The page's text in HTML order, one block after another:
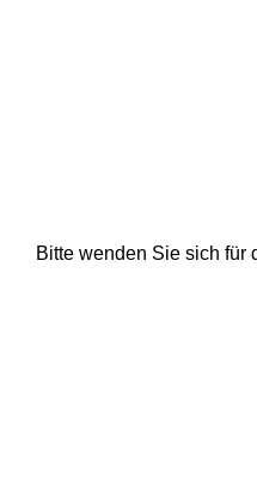
Bitte wenden Sie sich für